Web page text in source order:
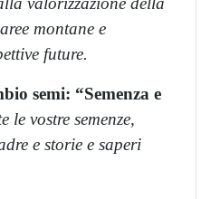
montane e
future.
semi: “Semenza e
le vostre semenze,
e storie e saperi